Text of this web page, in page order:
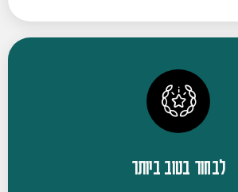
לבחור בטוב ביותר